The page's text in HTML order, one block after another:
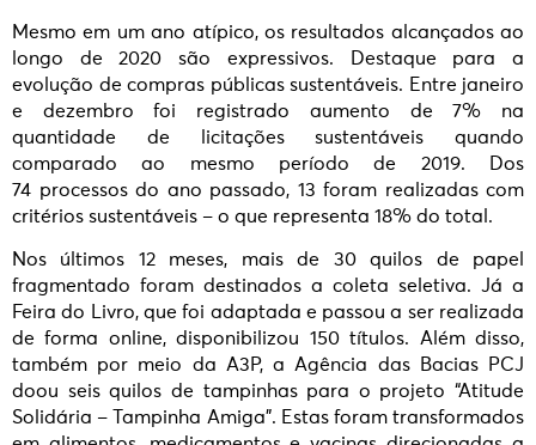
Mesmo em um ano atípico, os resultados alcançados ao
longo de 2020 são expressivos. Destaque para a
evolução de compras públicas sustentáveis. Entre janeiro
e dezembro foi registrado aumento de 7% na
quantidade de licitações sustentáveis quando
comparado ao mesmo período de 2019. Dos
74 processos do ano passado, 13 foram realizadas com
critérios sustentáveis – o que representa 18% do total.
Nos últimos 12 meses, mais de 30 quilos de papel
fragmentado foram destinados a coleta seletiva. Já a
Feira do Livro, que foi adaptada e passou a ser realizada
de forma online, disponibilizou 150 títulos. Além disso,
também por meio da A3P, a Agência das Bacias PCJ
doou seis quilos de tampinhas para o projeto “Atitude
Solidária – Tampinha Amiga”. Estas foram transformados